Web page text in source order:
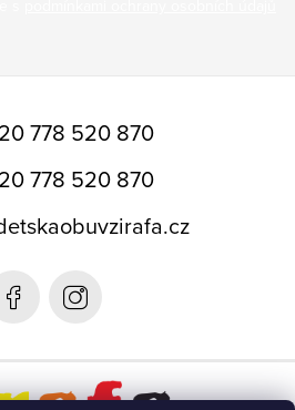
778 520 870
778 520 870